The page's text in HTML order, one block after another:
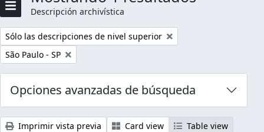
Descripción archivística
Remove filter:
Sólo las descripciones de nivel superior
Remove filter:
São Paulo - SP
Opciones avanzadas de búsqueda
Imprimir vista previa Card view
Table view